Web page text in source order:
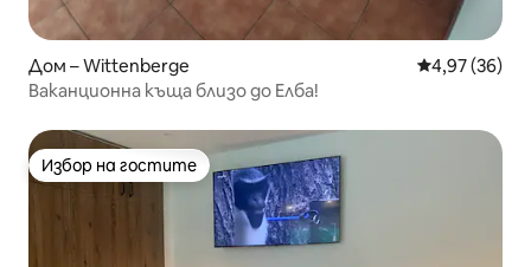
Дом – Wittenberge Средна
4,97 (36)
Ваканционна къща близо до Елба!
Избор на гостите
Избор на гостите